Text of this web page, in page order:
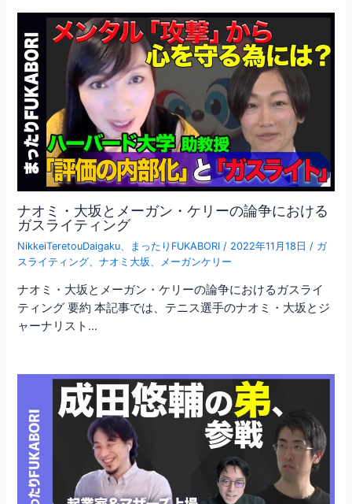
ナオミ・大坂とメーガン・ケリーの論争における
ガスライティング
NikkeiTeretouDaigaku まったりFUKABORI / 2022年11月18日 / ガ
スライティング 、ナオミ大坂 メーガンケリー
ナオミ・大坂とメーガン・ケリーの論争におけるガスライ
ティング 要約 本記事では、テニス選手のナオミ・大坂とジ
ャーナリスト…